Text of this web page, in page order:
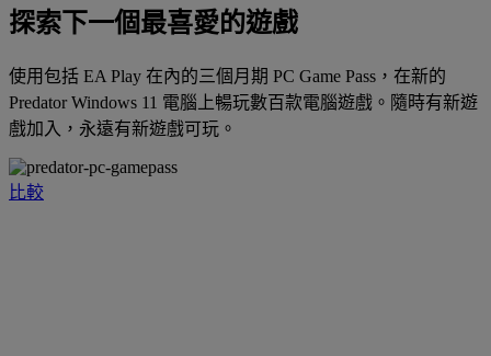
探索下一個最喜愛的遊戲
使用包括 EA Play 在內的三個月期 PC Game Pass，在新的
Predator Windows 11 電腦上暢玩數百款電腦遊戲。隨時有新遊
戲加入，永遠有新遊戲可玩。
比較